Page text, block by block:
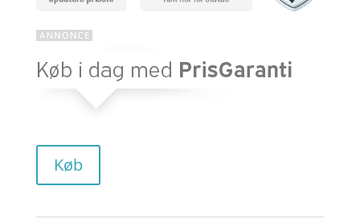
kr. 74,96.
Køb